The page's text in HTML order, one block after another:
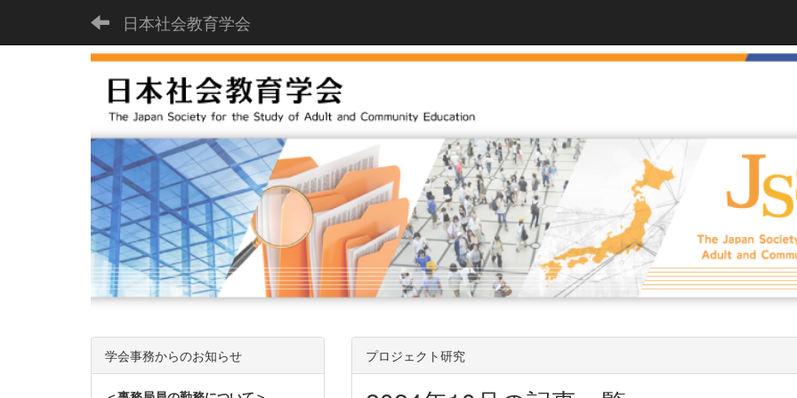
日本社会教育学会
プロジェクト研究
学会事務からのお知らせ